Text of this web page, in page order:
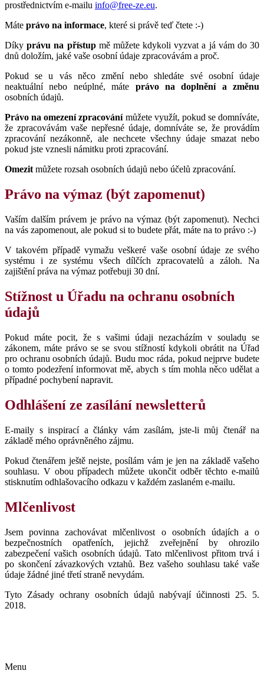
prostřednictvím e-mailu info@free-ze.eu.
Máte právo na informace, které si právě teď čtete :-)
Díkyprávu na přístupmě můžete kdykoli vyzvat a já vám do 30
dnů doložím, jaké vaše osobní údaje zpracovávám a proč.
Pokud se u vás něco změní nebo shledáte své osobní údaje
neaktuální nebo neúplné, máte právo na doplnění a změnu
osobních údajů.
Právo na omezení zpracovánímůžete využít, pokud se domníváte,
že zpracovávám vaše nepřesné údaje, domníváte se, že provádím
zpracování nezákonně, ale nechcete všechny údaje smazat nebo
pokud jste vznesli námitku proti zpracování.
Omezit můžete rozsah osobních údajů nebo účelů zpracování.
Právo na výmaz (být zapomenut)
Vaším dalším právem je právo na výmaz (být zapomenut). Nechci
na vás zapomenout, ale pokud si to budete přát, máte na to právo :-)
V takovém případě vymažu veškeré vaše osobní údaje ze svého
systému i ze systému všech dílčích zpracovatelů a záloh. Na
zajištění práva na výmaz potřebuji 30 dní.
Stížnost u Úřadu na ochranu osobních
údajů
Pokud máte pocit, že s vašimi údaji nezacházím v souladu se
zákonem, máte právo se se svou stížností kdykoli obrátit na Úřad
pro ochranu osobních údajů. Budu moc ráda, pokud nejprve budete
o tomto podezření informovat mě, abych s tím mohla něco udělat a
případné pochybení napravit.
Odhlášení ze zasílání newsletterů
E-maily s inspirací a články vám zasílám, jste-li můj čtenář na
základě mého oprávněného zájmu.
Pokud čtenářem ještě nejste, posílám vám je jen na základě vašeho
souhlasu. V obou případech můžete ukončit odběr těchto e-mailů
stisknutím odhlašovacího odkazu v každém zaslaném e‑mailu.
Mlčenlivost
Jsem povinna zachovávat mlčenlivost o osobních údajích a o
bezpečnostních opatřeních, jejichž zveřejnění by ohrozilo
zabezpečení vašich osobních údajů. Tato mlčenlivost přitom trvá i
po skončení závazkových vztahů. Bez vašeho souhlasu také vaše
údaje žádné jiné třetí straně nevydám.
Tyto Zásady ochrany osobních údajů nabývají účinnosti 25. 5.
2018.
Menu